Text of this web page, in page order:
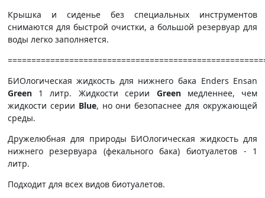
Крышка и сиденье без специальных инструментов
снимаются для быстрой очистки, а большой резервуар для
воды легко заполняется.
БИОлогическая жидкость для нижнего бака Enders Ensan
Green 1 литр. Жидкости серии Green медленнее, чем
жидкости серии Blue, но они безопаснее для окружающей
среды.
Дружелюбная для природы БИОлогическая жидкость для
нижнего резервуара (фекального бака) биотуалетов - 1
литр.
Подходит для всех видов биотуалетов.